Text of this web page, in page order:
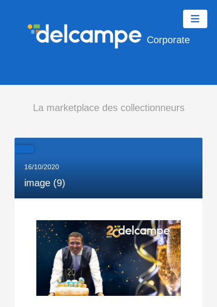
Corporate
La marketplace des collectionneurs
16/10/2020
image (9)